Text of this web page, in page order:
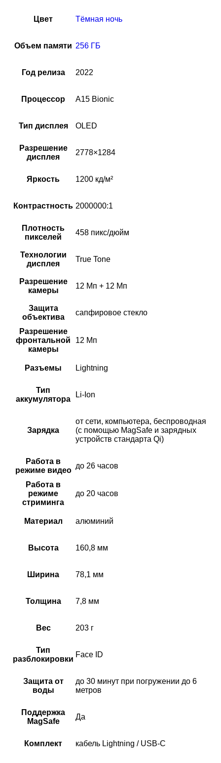
Цвет Тёмная ночь
Объем памяти 256 ГБ
Год релиза 2022
Процессор A15 Bionic
Тип дисплея OLED
Разрешение
дисплея
2778×1284
Яркость 1200 кд/м²
Контрастность 2000000:1
Плотность
пикселей
458 пикс/дюйм
Технологии
дисплея
True Tone
Разрешение
камеры
12 Мп + 12 Мп
Защита
объектива
сапфировое стекло
Разрешение
фронтальной
камеры
12 Мп
Разъемы Lightning
Тип
аккумулятора
Li-Ion
Зарядка
от сети, компьютера, беспроводная
(с помощью MagSafe и зарядных
устройств стандарта Qi)
Работа в
режиме видео
до 26 часов
Работа в
режиме
стриминга
до 20 часов
Материал алюминий
Высота 160,8 мм
Ширина 78,1 мм
Толщина 7,8 мм
Вес 203 г
Тип
разблокировки
Face ID
Защита от
воды
до 30 минут при погружении до 6
метров
Поддержка
MagSafe
Да
Комплект кабель Lightning / USB-C